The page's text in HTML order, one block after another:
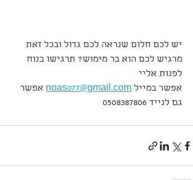
יש לכם חלום שנראה לכם גדול ובכל זאת
מרגיש לכם הוא בר מימוש? תרגישו בנוח
לפנות אליי
אפשר במייל noas077@gmail.com אפשר
גם לנייד 0508387806